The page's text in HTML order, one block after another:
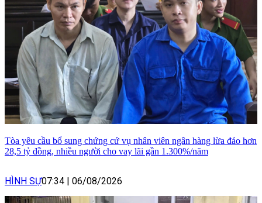
Tòa yêu cầu bổ sung chứng cứ vụ nhân viên ngân hàng lừa đảo hơn
28,5 tỷ đồng, nhiều người cho vay lãi gần 1.300%/năm
HÌNH SỰ07:34 06/08/2026